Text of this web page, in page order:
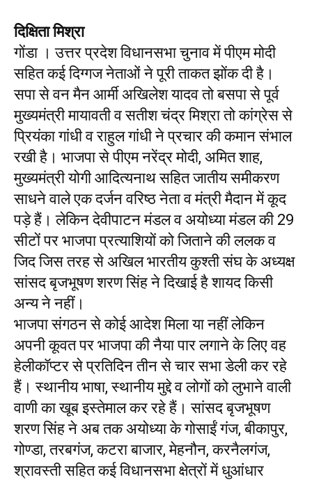
दिक्षिता मिश्रा
गोंडा । उत्तर प्रदेश विधानसभा चुनाव में पीएम मोदी
सहित कई दिग्गज नेताओं ने पूरी ताकत झोंक दी है।
सपा से वन मैन आर्मी अखिलेश यादव तो बसपा से पूर्व
मुख्यमंत्री मायावती व सतीश चंद्र मिश्रा तो कांग्रेस से
प्रियंका गांधी व राहुल गांधी ने प्रचार की कमान संभाल
रखी है। भाजपा से पीएम नरेंद्र मोदी, अमित शाह,
मुख्यमंत्री योगी आदित्यनाथ सहित जातीय समीकरण
साधने वाले एक दर्जन वरिष्ठ नेता व मंत्री मैदान में कूद
पड़े हैं। लेकिन देवीपाटन मंडल व अयोध्या मंडल की 29
सीटों पर भाजपा प्रत्याशियों को जिताने की ललक व
जिद जिस तरह से अखिल भारतीय कुश्ती संघ के अध्यक्ष
सांसद बृजभूषण शरण सिंह ने दिखाई है शायद किसी
अन्य ने नहीं।
भाजपा संगठन से कोई आदेश मिला या नहीं लेकिन
अपनी कूवत पर भाजपा की नैया पार लगाने के लिए वह
हेलीकॉप्टर से प्रतिदिन तीन से चार सभा डेली कर रहे
हैं। स्थानीय भाषा, स्थानीय मुद्दे व लोगों को लुभाने वाली
वाणी का खूब इस्तेमाल कर रहे हैं। सांसद बृजभूषण
शरण सिंह ने अब तक अयोध्या के गोसाईं गंज, बीकापुर,
गोण्डा, तरबगंज, कटरा बाजार, मेहनौन, करनैलगंज,
श्रावस्ती सहित कई विधानसभा क्षेत्रों में धुआंधार